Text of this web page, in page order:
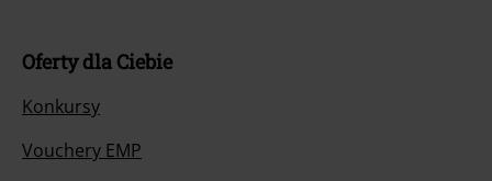
Oferty dla Ciebie
Konkursy
Vouchery EMP